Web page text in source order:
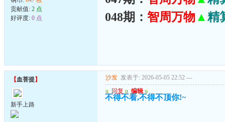
贡献值: 2 点
好评度: 0 点
048期： 智周万物▲精
【血菩提】
新手上路
沙发 发表于: 2026-05-05 22:52 ---
u 回复 u 编辑 u
不得不看,不得不顶你!~